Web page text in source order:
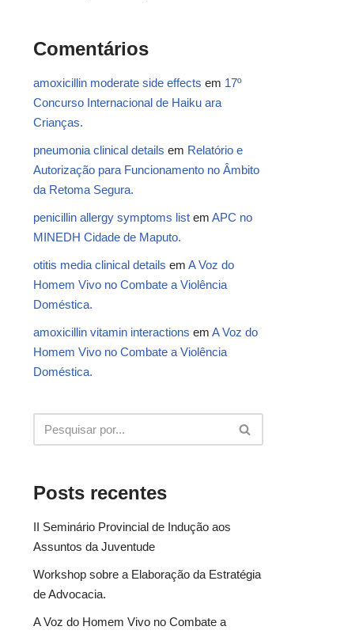
Comentários
amoxicillin moderate side effects em 17º
Concurso Internacional de Haiku ara
Crianças.
pneumonia clinical details em Relatório e
Autorização para Funcionamento no Âmbito
da Retoma Segura.
penicillin allergy symptoms list em APC no
MINEDH Cidade de Maputo.
otitis media clinical details em A Voz do
Homem Vivo no Combate a Violência
Doméstica.
amoxicillin vitamin interactions em A Voz do
Homem Vivo no Combate a Violência
Doméstica.
Posts recentes
II Seminário Provincial de Indução aos
Assuntos da Juventude
Workshop sobre a Elaboração da Estratégia
de Advocacia.
A Voz do Homem Vivo no Combate a